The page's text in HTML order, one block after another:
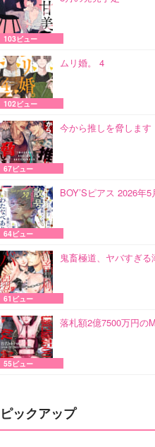
103ビュー
ムリ婚。 4
102ビュー
今から推しを脅します
67ビュー
BOY’Sピアス 2026年5
64ビュー
鬼畜極道、ヤバすぎる
61ビュー
落札額2億7500万円の
55ビュー
ピックアップ